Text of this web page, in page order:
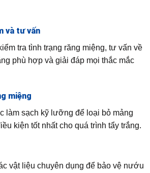
và tư vấn
tra tình trạng răng miệng, tư vấn về
phù hợp và giải đáp mọi thắc mắc
miệng
làm sạch kỹ lưỡng để loại bỏ mảng
kiện tốt nhất cho quá trình tẩy trắng.
vật liệu chuyên dụng để bảo vệ nướu